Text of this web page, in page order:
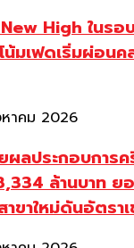
High ในรอ
มเฟดเริ่มผ่อนค
าคม 2026
ลประกอบการ
ล้านบาท ย
ขาใหม่ดันอัตรา